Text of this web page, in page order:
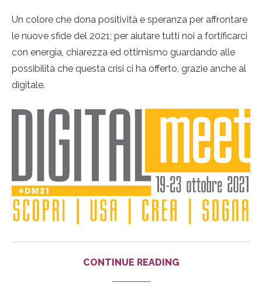
Un colore che dona positività e speranza per affrontare
le nuove sfide del 2021; per aiutare tutti noi a fortificarci
con energia, chiarezza ed ottimismo guardando alle
possibilità che questa crisi ci ha offerto, grazie anche al
digitale.
CONTINUE READING